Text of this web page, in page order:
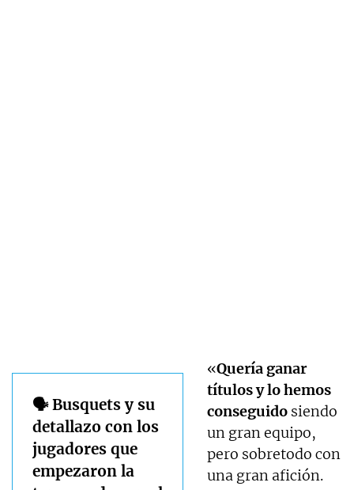
🗣️ Busquets y su
detallazo con los
jugadores que
empezaron la
«Quería ganar
títulos y lo hemos
conseguido siendo
un gran equipo,
pero sobretodo con
una gran afición.